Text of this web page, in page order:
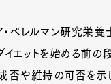
ペレルマン研究栄養
イエットを始める前
や維持の可否を示し